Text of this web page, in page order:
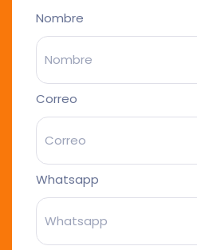
Nombre
Correo
Whatsapp